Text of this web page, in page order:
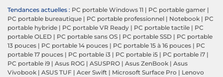
Tendances actuelles : PC portable Windows 11 | PC portable gamer |
PC portable bureautique | PC portable professionnel | Notebook | PC
portable hybride | PC portable VR Ready | PC portable tactile | PC
portable OLED | PC portable sans OS | PC portable SSD | PC portable
13 pouces | PC portable 14 pouces | PC portable 15 à 16 pouces | PC
portable 17 pouces | PC portable i3 | PC portable i5 | PC portable i7 |
PC portable i9 | Asus ROG | ASUSPRO | Asus ZenBook | Asus
Vivobook | ASUS TUF | Acer Swift | Microsoft Surface Pro | Lenovo